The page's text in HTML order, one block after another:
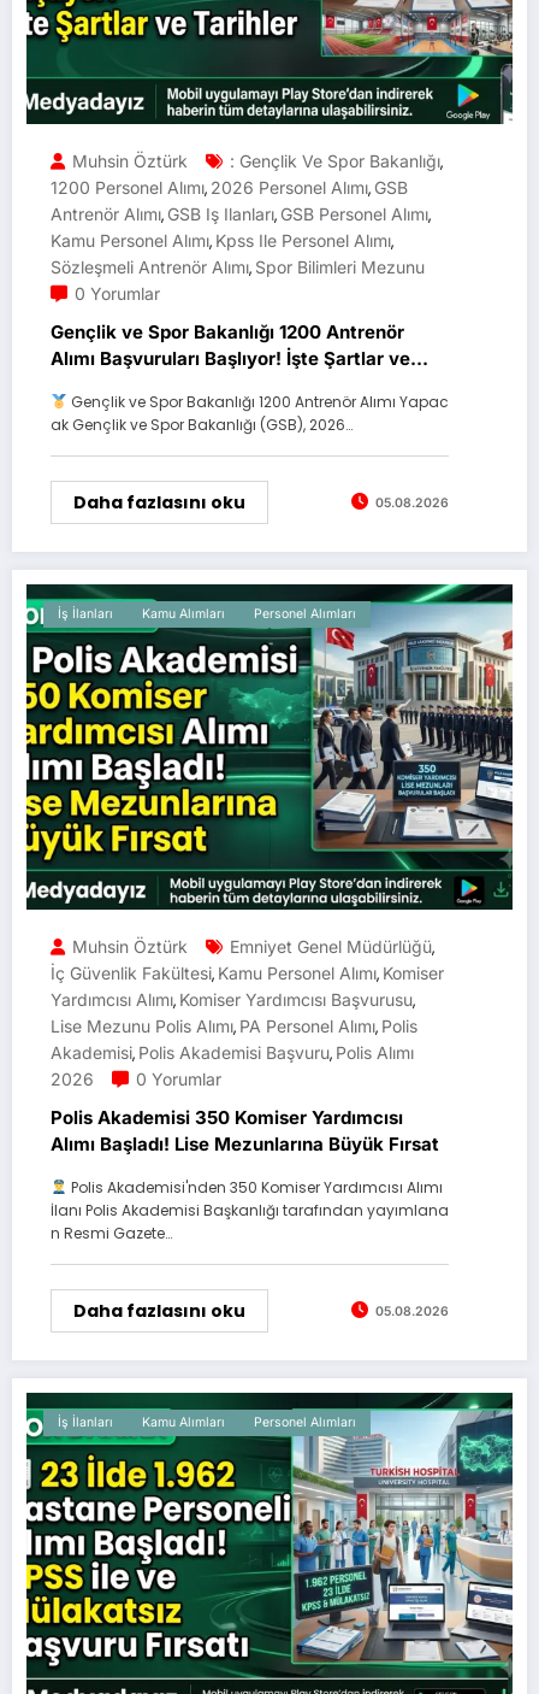
Muhsin Öztürk : Gençlik Ve Spor Bakanlığı,
1200 Personel Alımı, 2026 Personel Alımı, GSB
Antrenör Alımı, GSB Iş Ilanları, GSB Personel Alımı,
Kamu Personel Alımı, Kpss Ile Personel Alımı,
Sözleşmeli Antrenör Alımı, Spor Bilimleri Mezunu
0 Yorumlar
Gençlik ve Spor Bakanlığı 1200 Antrenör
Alımı Başvuruları Başlıyor! İşte Şartlar ve
Gençlik ve Spor Bakanlığı 1200 Antrenör Alımı Yapac
ak Gençlik ve Spor Bakanlığı (GSB), 2026…
Daha fazlasını oku 05.08.2026
İş İlanları Kamu Alımları Personel Alımları
Muhsin Öztürk Emniyet Genel Müdürlüğü,
İç Güvenlik Fakültesi, Kamu Personel Alımı, Komiser
Yardımcısı Alımı, Komiser Yardımcısı Başvurusu,
Lise Mezunu Polis Alımı, PA Personel Alımı, Polis
Akademisi, Polis Akademisi Başvuru, Polis Alımı
2026
0 Yorumlar
Polis Akademisi 350 Komiser Yardımcısı
Alımı Başladı! Lise Mezunlarına Büyük Fırsat
Polis Akademisi'nden 350 Komiser Yardımcısı Alımı
İlanı Polis Akademisi Başkanlığı tarafından yayımlana
n Resmi Gazete…
Daha fazlasını oku 05.08.2026
İş İlanları Kamu Alımları Personel Alımları